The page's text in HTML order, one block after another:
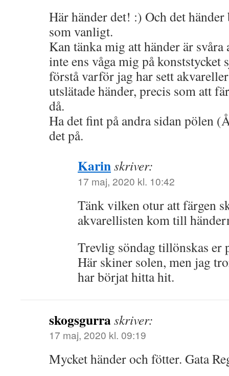
Här händer det! :) Och det händer
som vanligt.
Kan tänka mig att händer är
inte ens våga mig på konststycket
förstå varför jag har sett
utslätade händer, precis som att
då.
Ha det fint på andra sidan pölen
det på.
Karinskriver:
17 maj, 2020 kl. 10:42
Tänk vilken otur att färgen
akvarellisten kom till
Trevlig söndag tillönskas er
Här skiner solen, men jag
har börjat hitta hit.
skogsgurraskriver:
17 maj, 2020 kl. 09:19
Mycket händer och fötter. Gata